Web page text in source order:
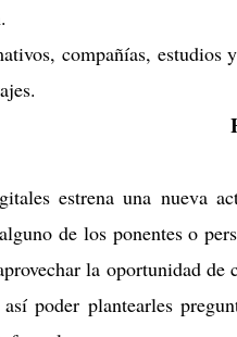
compañías, estudios
estrena una nueva
de los ponentes o
la oportunidad de
poder plantearles